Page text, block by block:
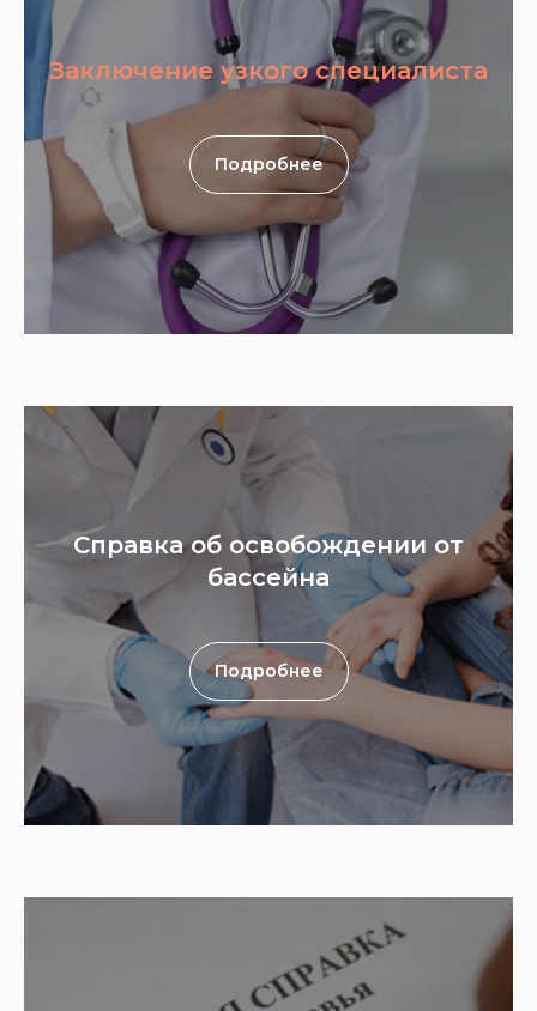
Заключение узкого специалиста
Подробнее
Справка об освобождении от
бассейна
Подробнее